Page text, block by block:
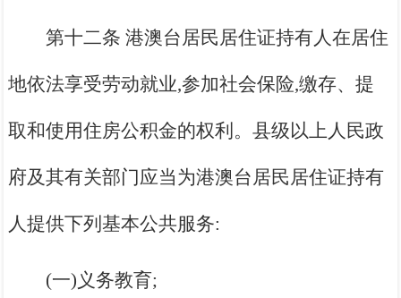
第十二条 港澳台居民居住证持有人在居住
地依法享受劳动就业,参加社会保险,缴存、提
取和使用住房公积金的权利。县级以上人民政
府及其有关部门应当为港澳台居民居住证持有
人提供下列基本公共服务:
(一)义务教育;